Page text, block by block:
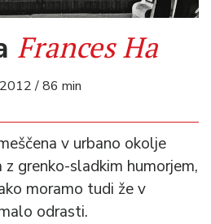
Frances Ha
/ 86 min
v urbano okolje
grenko-sladkim humorjem,
moramo tudi že v
odrasti.